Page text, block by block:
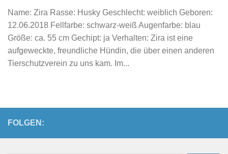
Name: Zira Rasse: Husky Geschlecht: weiblich Geboren:
12.06.2018 Fellfarbe: schwarz-weiß Augenfarbe: blau
Größe: ca. 55 cm Gechipt: ja Verhalten: Zira ist eine
aufgeweckte, freundliche Hündin, die über einen anderen
Tierschutzverein zu uns kam. Im...
FOLGEN: